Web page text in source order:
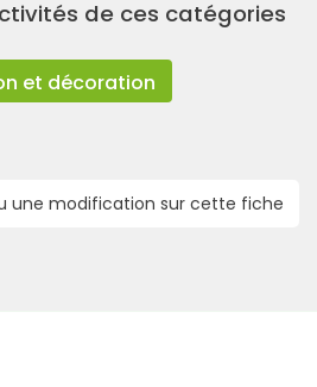
de ces catégories
et décoration
une modification sur cette fiche